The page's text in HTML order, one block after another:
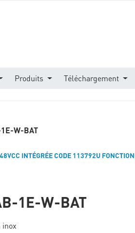
Produits Téléchargement
W-BAT
INTÉGRÉE CODE 113792U
1E-W-BAT
inox